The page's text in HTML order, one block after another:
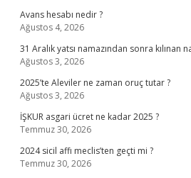
Avans hesabı nedir ?
Ağustos 4, 2026
31 Aralık yatsı namazından sonra kılınan
Ağustos 3, 2026
2025’te Aleviler ne zaman oruç tutar ?
Ağustos 3, 2026
İŞKUR asgari ücret ne kadar 2025 ?
Temmuz 30, 2026
2024 sicil affı meclis’ten geçti mi ?
Temmuz 30, 2026